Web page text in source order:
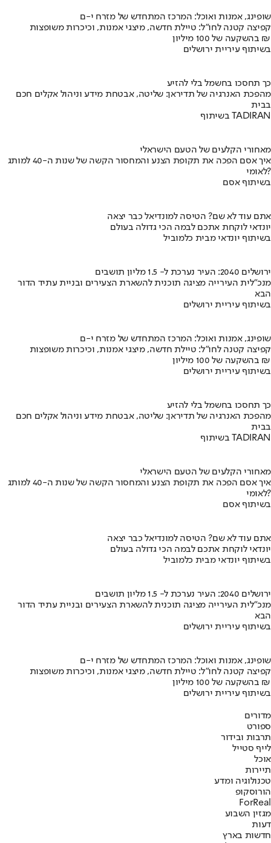
שופינג, אמנות ואוכל: המרכז המתחדש של מזרח י-ם
קפיצה קטנה לחו"ל: טיילת חדשה, מיצגי אמנות, וכיכרות משופצות
בהשקעה של 100 מיליון ₪
בשיתוף עיריית ירושלים
כך תחסכו בחשמל בלי להזיע
מהפכת האנרגיה של תדיראן: שליטה, אבטחת מידע וניהול אקלים חכם
בבית
בשיתוף TADIRAN
מאחורי הקלעים של הטעם הישראלי
איך אסם הפכה את תקופת הצנע והמחסור הקשה של שנות ה-40 למותג
לאומי?
בשיתוף אסם
אתם עוד לא שם? הטיסה למונדיאל כבר יצאה
יונדאי לוקחת אתכם לבמה הכי גדולה בעולם
בשיתוף יונדאי מבית כלמוביל
ירושלים 2040: העיר נערכת ל- 1.5 מליון תושבים
מנכ"לית העירייה מציגה תוכנית להשארת הצעירים ובניית עתיד הדור
הבא
בשיתוף עיריית ירושלים
שופינג, אמנות ואוכל: המרכז המתחדש של מזרח י-ם
קפיצה קטנה לחו"ל: טיילת חדשה, מיצגי אמנות, וכיכרות משופצות
בהשקעה של 100 מיליון ₪
בשיתוף עיריית ירושלים
כך תחסכו בחשמל בלי להזיע
מהפכת האנרגיה של תדיראן: שליטה, אבטחת מידע וניהול אקלים חכם
בבית
בשיתוף TADIRAN
מאחורי הקלעים של הטעם הישראלי
איך אסם הפכה את תקופת הצנע והמחסור הקשה של שנות ה-40 למותג
לאומי?
בשיתוף אסם
אתם עוד לא שם? הטיסה למונדיאל כבר יצאה
יונדאי לוקחת אתכם לבמה הכי גדולה בעולם
בשיתוף יונדאי מבית כלמוביל
ירושלים 2040: העיר נערכת ל- 1.5 מליון תושבים
מנכ"לית העירייה מציגה תוכנית להשארת הצעירים ובניית עתיד הדור
הבא
בשיתוף עיריית ירושלים
שופינג, אמנות ואוכל: המרכז המתחדש של מזרח י-ם
קפיצה קטנה לחו"ל: טיילת חדשה, מיצגי אמנות, וכיכרות משופצות
בהשקעה של 100 מיליון ₪
בשיתוף עיריית ירושלים
מדורים
ספורט
תרבות ובידור
לייף סטייל
אוכל
תיירות
טכנולוגיה ומדע
הורוסקופ
ForReal
מגזין השבוע
דעות
חדשות בארץ